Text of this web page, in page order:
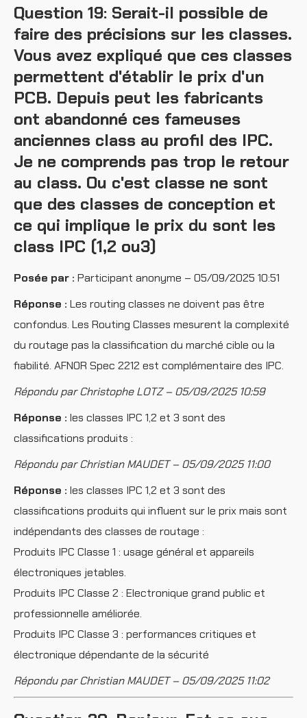
Question 19: Serait-il possible de
faire des précisions sur les classes.
Vous avez expliqué que ces classes
permettent d'établir le prix d'un
PCB. Depuis peut les fabricants
ont abandonné ces fameuses
anciennes class au profil des IPC.
Je ne comprends pas trop le retour
au class. Ou c'est classe ne sont
que des classes de conception et
ce qui implique le prix du sont les
class IPC (1,2 ou3)
Posée par : Participant anonyme – 05/09/2025 10:51
Réponse : Les routing classes ne doivent pas être
confondus. Les Routing Classes mesurent la complexité
du routage pas la classification du marché cible ou la
fiabilité. AFNOR Spec 2212 est complémentaire des IPC.
Répondu par Christophe LOTZ – 05/09/2025 10:59
Réponse : les classes IPC 1,2 et 3 sont des
classifications produits :
Répondu par Christian MAUDET – 05/09/2025 11:00
Réponse : les classes IPC 1,2 et 3 sont des
classifications produits qui influent sur le prix mais sont
indépendants des classes de routage :
Produits IPC Classe 1 : usage général et appareils
électroniques jetables.
Produits IPC Classe 2 : Electronique grand public et
professionnelle améliorée.
Produits IPC Classe 3 : performances critiques et
électronique dépendante de la sécurité
Répondu par Christian MAUDET – 05/09/2025 11:02